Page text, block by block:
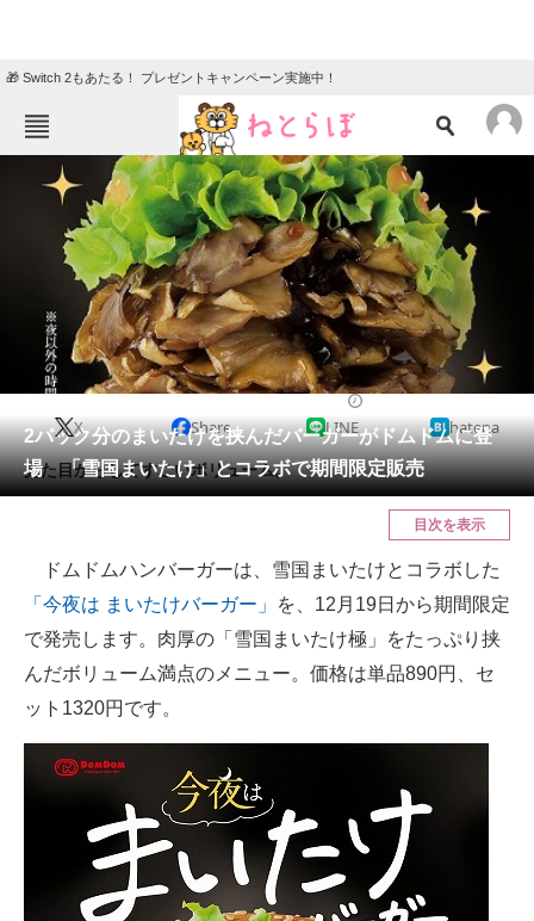
🎁 Switch 2もあたる！ プレゼントキャンペーン実施中！
ねとらぼメニュー
ニュース
エンタメ クイズ
地域
住まい 教育・育児
リサーチ
会員記事
メディア
スマホと通信の最新トレンド
進化するPCとデバイスの未来
ビジネスと働き方のヒント
AI活用のいまが分かる
企業ITのトレンドを詳説
2パック分のまいたけを挟んだバーガーがドムドムに登
場 「雪国まいたけ」とコラボで期間限定販売
X Share LINE hatena
見た目からしてすごいボリューム。
目次を表示
ドムドムハンバーガーは、雪国まいたけとコラボした
「今夜は まいたけバーガー」
を、12月19日から期間限定
で発売します。肉厚の「雪国まいたけ極」をたっぷり挟
んだボリューム満点のメニュー。価格は単品890円、セ
ット1320円です。